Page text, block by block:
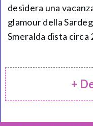
desidera una
glamour della
Smeralda dista circa
+